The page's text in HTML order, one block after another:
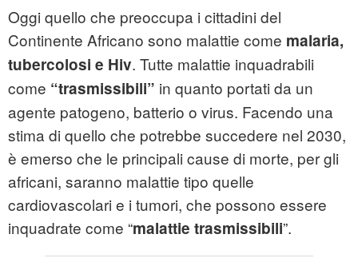
Oggi quello che preoccupa i cittadini del
Continente Africano sono malattie come malaria,
tubercolosi e Hiv. Tutte malattie inquadrabili
come “trasmissibili” in quanto portati da un
agente patogeno, batterio o virus. Facendo una
stima di quello che potrebbe succedere nel 2030,
è emerso che le principali cause di morte, per gli
africani, saranno malattie tipo quelle
cardiovascolari e i tumori, che possono essere
inquadrate come “malattie trasmissibili”.